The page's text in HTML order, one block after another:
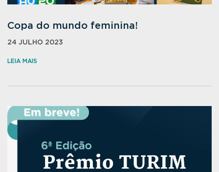
Copa do mundo feminina!
24 JULHO 2023
LEIA MAIS